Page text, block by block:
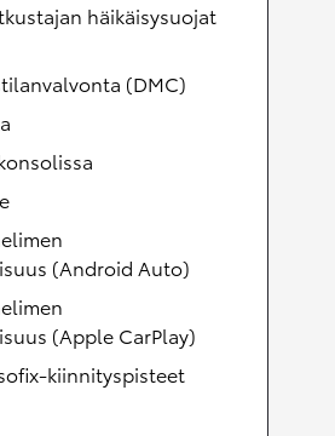
häikäisysuojat
(DMC)
(Android Auto)
(Apple CarPlay)
kiinnityspisteet